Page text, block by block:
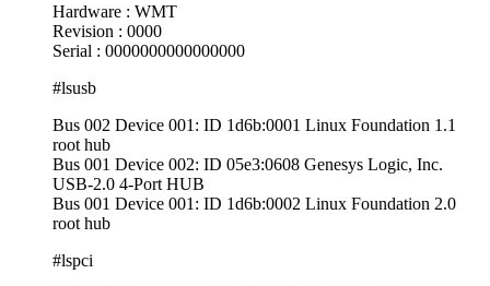
Hardware : WMT
Revision : 0000
Serial : 0000000000000000
#lsusb
Bus 002 Device 001: ID 1d6b:0001 Linux Foundation 1.1
root hub
Bus 001 Device 002: ID 05e3:0608 Genesys Logic, Inc.
USB-2.0 4-Port HUB
Bus 001 Device 001: ID 1d6b:0002 Linux Foundation 2.0
root hub
#lspci